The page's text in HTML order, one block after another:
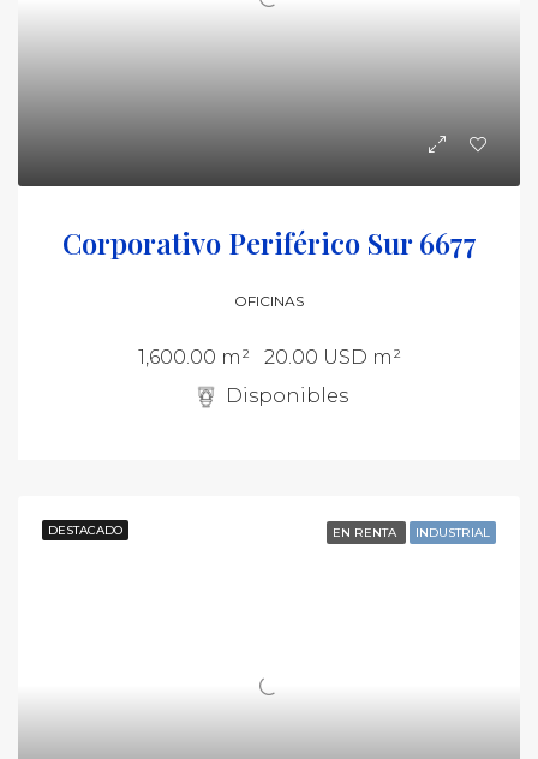
Corporativo Periférico Sur 6677
OFICINAS
1,600.00 m²
20.00 USD m²
Disponibles
DESTACADO EN RENTA INDUSTRIAL